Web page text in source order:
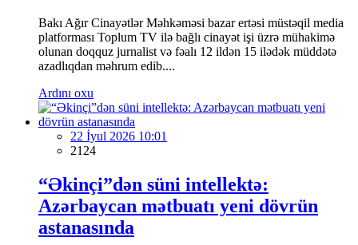
Bakı Ağır Cinayətlər Məhkəməsi bazar ertəsi müstəqil media
platforması Toplum TV ilə bağlı cinayət işi üzrə mühakimə
olunan doqquz jurnalist və fəalı 12 ildən 15 ilədək müddətə
azadlıqdan məhrum edib....
Ardını oxu
22 İyul 2026 10:01
2124
“Əkinçi”dən süni intellektə:
Azərbaycan mətbuatı yeni dövrün
astanasında